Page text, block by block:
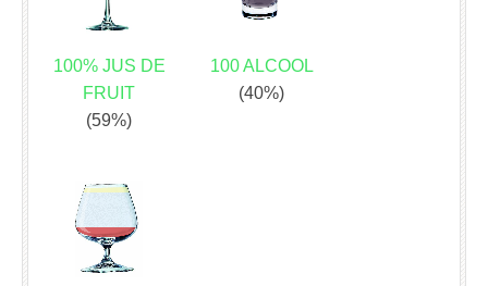
100% JUS DE
FRUIT
(59%)
100 ALCOOL
(40%)